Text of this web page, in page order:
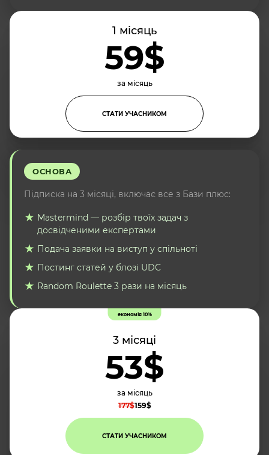
1 місяць
59$
за місяць
СТАТИ УЧАСНИКОМ
ОСНОВА
Підписка на 3 місяці, включає все з Бази плюс:
Mastermind — розбір твоїх задач з
досвідченими експертами
Подача заявки на виступ у спільноті
Постинг статей у блозі UDC
Random Roulette 3 рази на місяць
економія 10%
3 місяці
53$
за місяць
177$159$
СТАТИ УЧАСНИКОМ